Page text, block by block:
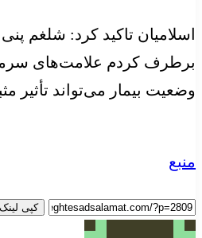
اسلامیان تاکید کرد: شلغم
برطرف کردم علامت‌های
وضعیت بیمار می‌تواند تأثیر
منبع
کپی لینک